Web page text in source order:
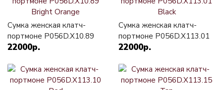
Сумка женская клатч-
портмоне P056D.X10.89
Bright Orange
22000р.
Сумка женская клатч-
портмоне P056D.X113.01
Black
22000р.